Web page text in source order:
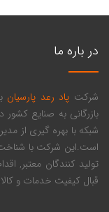
در باره ما
شرکت پاد رعد پارسیان
بازرگانی به صنایع
شبکه با بهره گیری از
است.این شرکت با شناخت
تولید کنندگان معتبر,
قبال کیفیت خدمات و